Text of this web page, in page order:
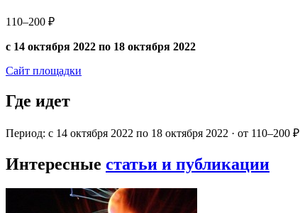
110–200 ₽
с 14 октября 2022 по 18 октября 2022
Сайт площадки
Где идет
Период: с 14 октября 2022 по 18 октября 2022 · от 110–200 ₽
Интересные статьи и публикации